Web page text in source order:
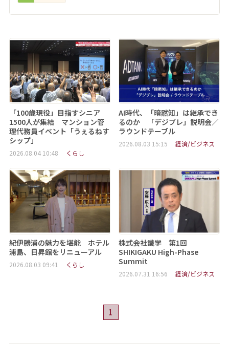
「100歳現役」目指すシニア
1500人が集結 マンション管
理代務員イベント「うぇるねす
シップ」
2026.08.04 10:48 くらし
AI時代、「暗黙知」は継承でき
るのか 「デジブレ」説明会／
ラウンドテーブル
2026.08.03 15:15 経済/ビジネス
紀伊勝浦の魅力を堪能 ホテル
浦島、日昇館をリニューアル
2026.08.03 09:41 くらし
株式会社識学 第1回
SHIKIGAKU High-Phase
Summit
2026.07.31 16:56 経済/ビジネス
1